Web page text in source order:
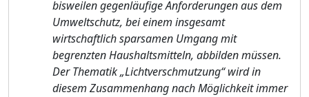
bisweilen gegenläufige Anforderungen aus dem
Umweltschutz, bei einem insgesamt
wirtschaftlich sparsamen Umgang mit
begrenzten Haushaltsmitteln, abbilden müssen.
Der Thematik „Lichtverschmutzung“ wird in
diesem Zusammenhang nach Möglichkeit immer